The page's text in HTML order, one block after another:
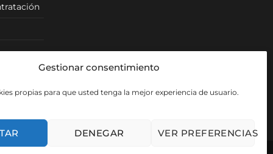
Gestionar consentimiento
propias para que usted tenga la mejor experiencia de usuario.
DENEGAR VER PREFERENCIAS